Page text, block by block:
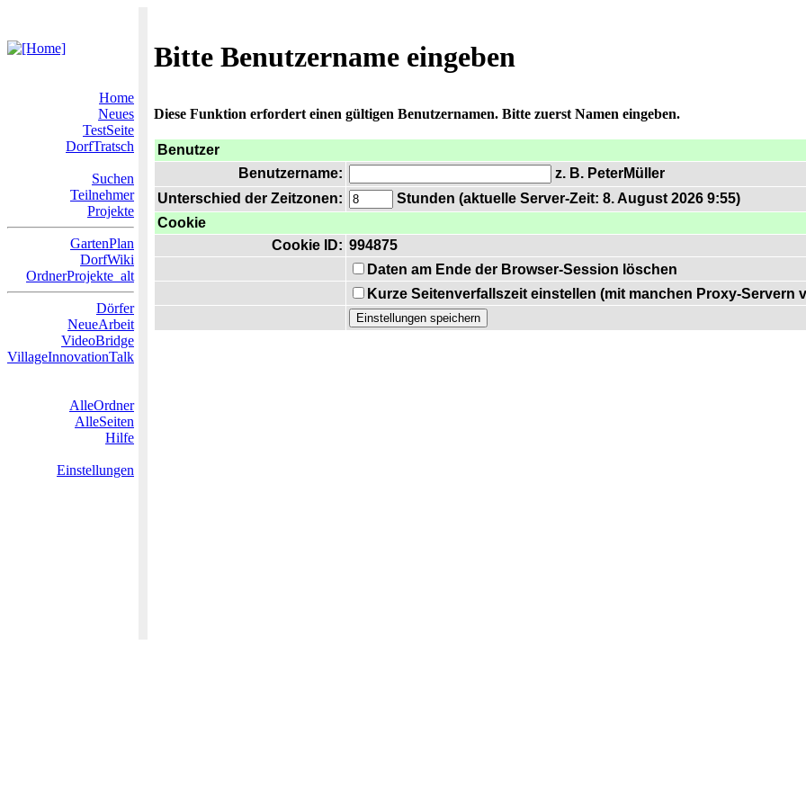
Bitte Benutzername eingeben
Home
Neues
TestSeite
DorfTratsch
Suchen
Teilnehmer
Projekte
GartenPlan
DorfWiki
OrdnerProjekte_alt
Dörfer
NeueArbeit
VideoBridge
VillageInnovationTalk
AlleOrdner
AlleSeiten
Hilfe
Einstellungen
Diese Funktion erfordert einen gültigen Benutzernamen. Bitte zuerst Namen eingeben.
Benutzer
Benutzername:
z. B. PeterMüller
Unterschied der Zeitzonen:
Stunden (aktuelle Server-Zeit: 8. August 2026 9:55)
Cookie
Cookie ID: 994875
Daten am Ende der Browser-Session löschen
Kurze Seitenverfallszeit einstellen (mit manchen Proxy-Servern